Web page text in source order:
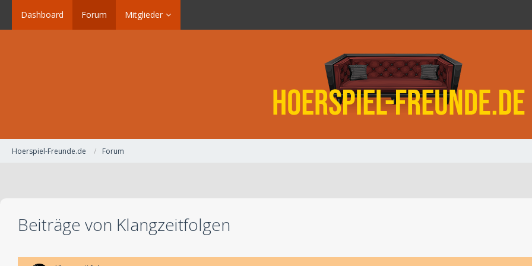
Dashboard Forum Mitglieder
Hoerspiel-Freunde.de Forum
Beiträge von Klangzeitfolgen